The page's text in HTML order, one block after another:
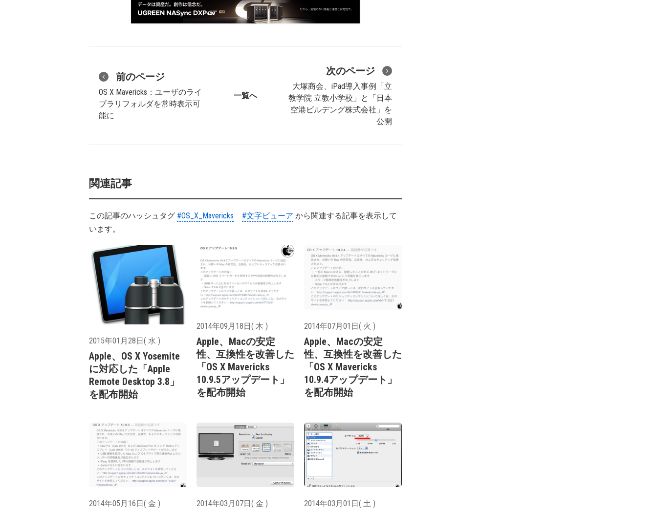
前のページ
OS X Mavericks：ユーザのライ
ブラリフォルダを常時表示可
能に
一覧へ
次のページ
大塚商会、iPad導入事例「立
教学院 立教小学校」と「日本
空港ビルデング株式会社」を
公開
関連記事
この記事のハッシュタグ #OS_X_Mavericks #文字ビューア から関連する記事を表示して
います。
2015年01月28日( 水 )
Apple、OS X Yosemite
に対応した「Apple
Remote Desktop 3.8」
を配布開始
2014年09月18日( 木 )
Apple、Macの安定
性、互換性を改善した
「OS X Mavericks
10.9.5アップデート」
を配布開始
2014年07月01日( 火 )
Apple、Macの安定
性、互換性を改善した
「OS X Mavericks
10.9.4アップデート」
を配布開始
2014年05月16日( 金 ) 2014年03月07日( 金 ) 2014年03月01日( 土 )